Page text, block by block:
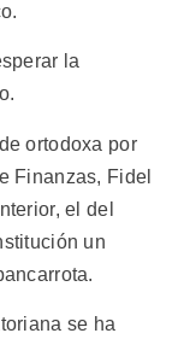
la
ortodoxa por
Finanzas, Fidel
el del
un
se ha